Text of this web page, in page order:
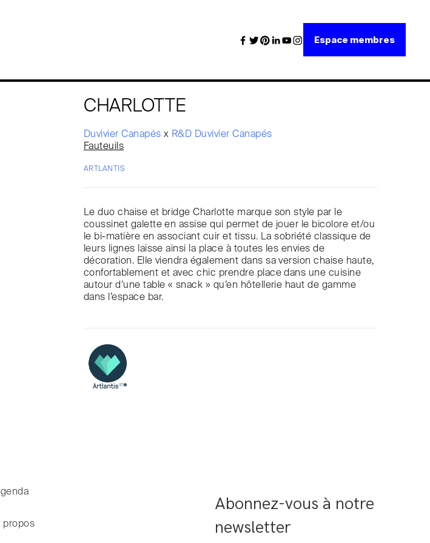
Espace membres
CHARLOTTE
Duvivier Canapés x R&D Duvivier Canapés
Fauteuils
ARTLANTIS
Le duo chaise et bridge Charlotte marque son style par le
coussinet galette en assise qui permet de jouer le bicolore et/ou
le bi-matière en associant cuir et tissu. La sobriété classique de
leurs lignes laisse ainsi la place à toutes les envies de
décoration. Elle viendra également dans sa version chaise haute,
confortablement et avec chic prendre place dans une cuisine
autour d’une table « snack » qu’en hôtellerie haut de gamme
dans l’espace bar.
Abonnez-vous à notre
newsletter
propos